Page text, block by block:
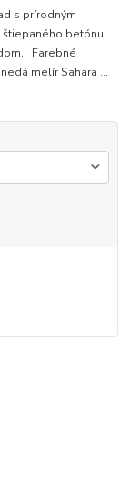
s prírodným
betónu
Farebné
melír Sahara ...